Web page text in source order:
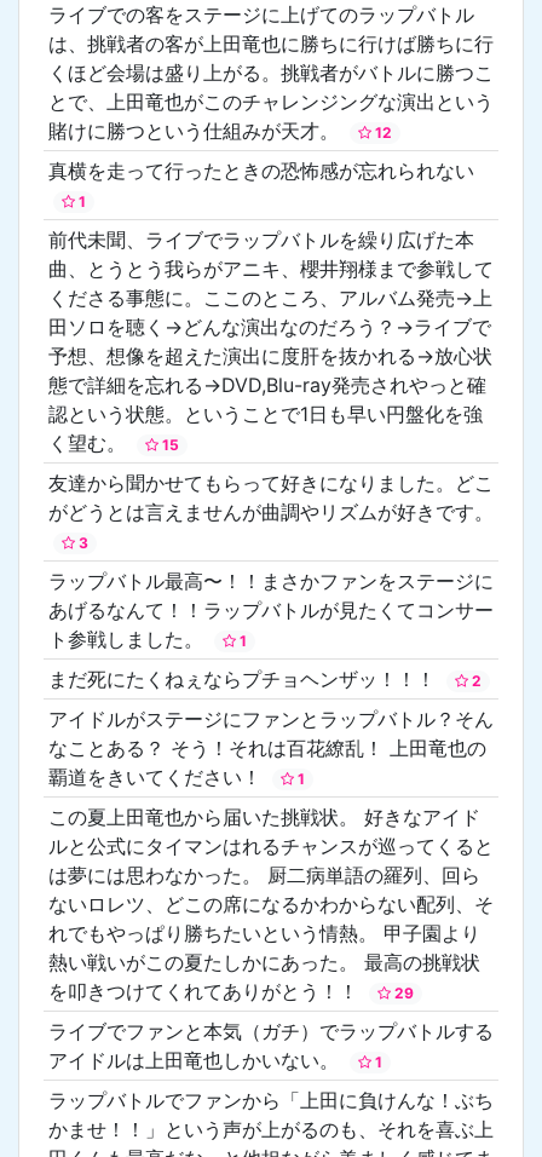
ライブでの客をステージに上げてのラップバトル
は、挑戦者の客が上田竜也に勝ちに行けば勝ちに行
くほど会場は盛り上がる。挑戦者がバトルに勝つこ
とで、上田竜也がこのチャレンジングな演出という
賭けに勝つという仕組みが天才。
12
真横を走って行ったときの恐怖感が忘れられない
1
前代未聞、ライブでラップバトルを繰り広げた本
曲、とうとう我らがアニキ、櫻井翔様まで参戦して
くださる事態に。ここのところ、アルバム発売→上
田ソロを聴く→どんな演出なのだろう？→ライブで
予想、想像を超えた演出に度肝を抜かれる→放心状
態で詳細を忘れる→DVD,Blu-ray発売されやっと確
認という状態。ということで1日も早い円盤化を強
く望む。
15
友達から聞かせてもらって好きになりました。どこ
がどうとは言えませんが曲調やリズムが好きです。
3
ラップバトル最高〜！！まさかファンをステージに
あげるなんて！！ラップバトルが見たくてコンサー
ト参戦しました。
1
まだ死にたくねぇならプチョヘンザッ！！！ 2
アイドルがステージにファンとラップバトル？そん
なことある？ そう！それは百花繚乱！ 上田竜也の
覇道をきいてください！
1
この夏上田竜也から届いた挑戦状。 好きなアイド
ルと公式にタイマンはれるチャンスが巡ってくると
は夢には思わなかった。 厨二病単語の羅列、回ら
ないロレツ、どこの席になるかわからない配列、そ
れでもやっぱり勝ちたいという情熱。 甲子園より
熱い戦いがこの夏たしかにあった。 最高の挑戦状
を叩きつけてくれてありがとう！！
29
ライブでファンと本気（ガチ）でラップバトルする
アイドルは上田竜也しかいない。
1
ラップバトルでファンから「上田に負けんな！ぶち
かませ！！」という声が上がるのも、それを喜ぶ上